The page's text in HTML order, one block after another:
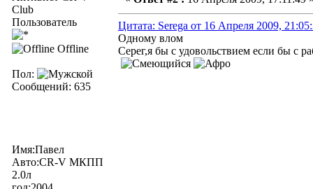
Club
Пользователь
Offline
Пол:
Сообщений: 635
Имя:Павел
Авто:CR-V МКПП
2.0л
Цитата: Serega от 16 Апреля 2009,
Одному влом
Серег,я бы с удовольствием если бы с